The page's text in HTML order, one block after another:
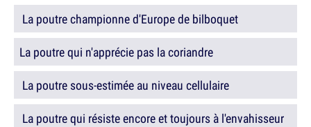
La poutre championne d'Europe de bilboquet
La poutre qui n'apprécie pas la coriandre
La poutre sous-estimée au niveau cellulaire
La poutre qui résiste encore et toujours à l'envahisseur